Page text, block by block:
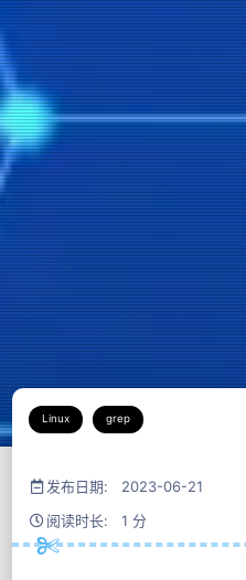
Linux grep
发布日期: 2023-06-21
阅读时长: 1 分